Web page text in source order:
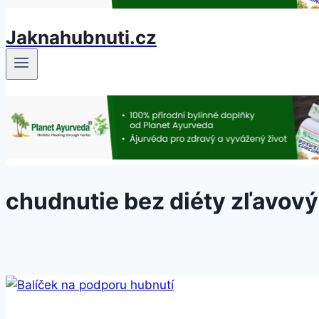
Jaknahubnuti.cz
chudnutie bez diéty